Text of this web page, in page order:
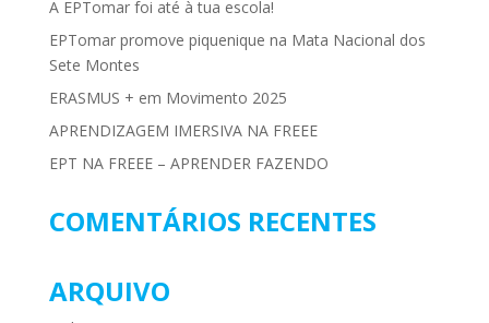
A EPTomar foi até à tua escola!
EPTomar promove piquenique na Mata Nacional dos
Sete Montes
ERASMUS + em Movimento 2025
APRENDIZAGEM IMERSIVA NA FREEE
EPT NA FREEE – APRENDER FAZENDO
COMENTÁRIOS RECENTES
ARQUIVO